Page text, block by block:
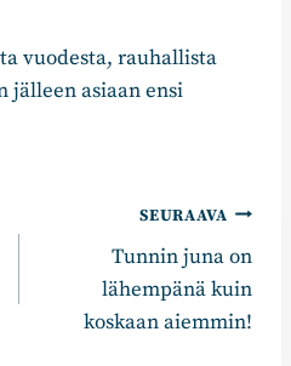
vuodesta, rauhallista
jälleen asiaan ensi
SEURAAVA
Tunnin juna on
lähempänä kuin
koskaan aiemmin!